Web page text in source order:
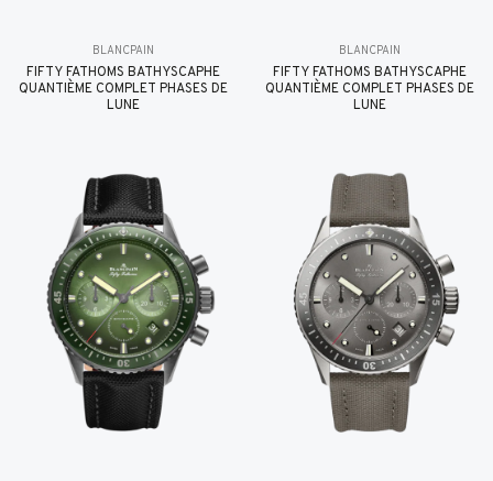
BLANCPAIN
FIFTY FATHOMS BATHYSCAPHE
QUANTIÈME COMPLET PHASES DE
LUNE
BLANCPAIN
FIFTY FATHOMS BATHYSCAPHE
QUANTIÈME COMPLET PHASES DE
LUNE